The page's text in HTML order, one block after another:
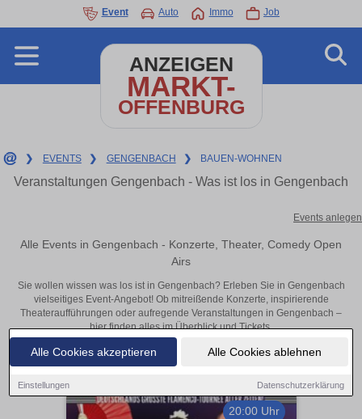
Alle Cookies akzeptieren Alle Cookies ablehnen
Einstellungen Datenschutzerklärung
Event Auto Immo Job
ANZEIGEN
MARKT-
OFFENBURG
❯ EVENTS ❯ GENGENBACH ❯ BAUEN-WOHNEN
Veranstaltungen Gengenbach - Was ist los in Gengenbach
Events anlegen
Alle Events in Gengenbach - Konzerte, Theater, Comedy Open
Airs
Sie wollen wissen was los ist in Gengenbach? Erleben Sie in Gengenbach
vielseitiges Event-Angebot! Ob mitreißende Konzerte, inspirierende
Theateraufführungen oder aufregende Veranstaltungen in Gengenbach –
hier finden alles im Überblick und Tickets.
20:00 Uhr